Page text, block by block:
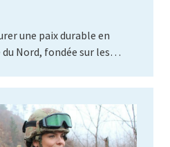
une paix durable en
Nord, fondée sur les